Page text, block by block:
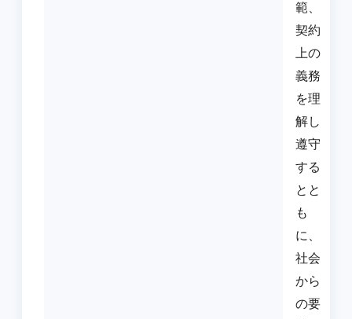
範、
契約
上の
義務
を理
解し
遵守
する
とと
も
に、
社会
から
の要